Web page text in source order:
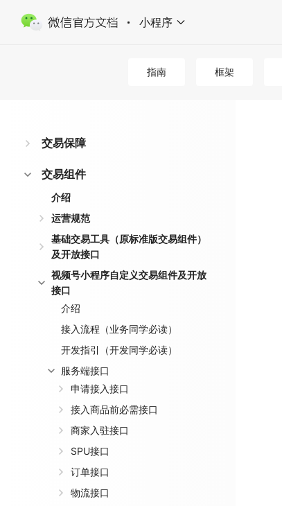
小程序
指南 框架
交易保障
交易组件
介绍
运营规范
基础交易工具（原标准版交易组件）
及开放接口
视频号小程序自定义交易组件及开放
接口
介绍
接入流程（业务同学必读）
开发指引（开发同学必读）
服务端接口
申请接入接口
接入商品前必需接口
商家入驻接口
SPU接口
订单接口
物流接口